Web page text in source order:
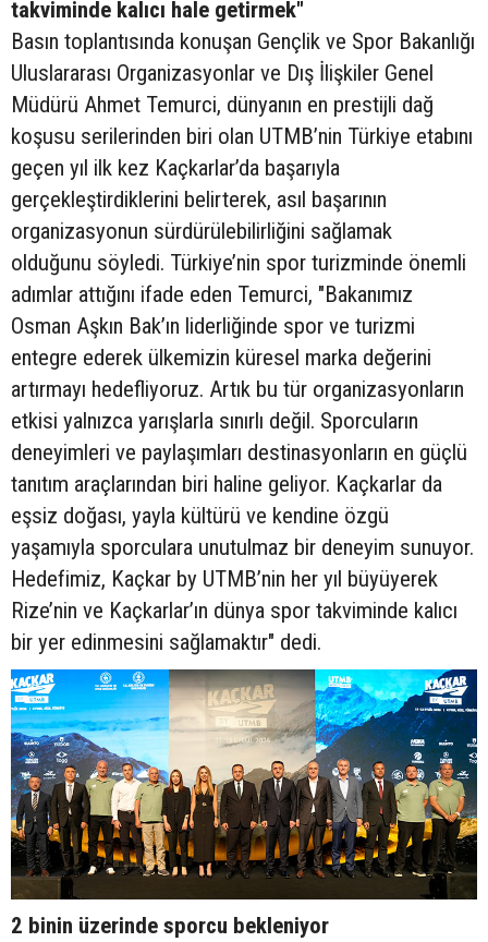
takviminde kalıcı hale getirmek"
Basın toplantısında konuşan Gençlik ve Spor Bakanlığı
Uluslararası Organizasyonlar ve Dış İlişkiler Genel
Müdürü Ahmet Temurci, dünyanın en prestijli dağ
koşusu serilerinden biri olan UTMB’nin Türkiye etabını
geçen yıl ilk kez Kaçkarlar’da başarıyla
gerçekleştirdiklerini belirterek, asıl başarının
organizasyonun sürdürülebilirliğini sağlamak
olduğunu söyledi. Türkiye’nin spor turizminde önemli
adımlar attığını ifade eden Temurci, "Bakanımız
Osman Aşkın Bak’ın liderliğinde spor ve turizmi
entegre ederek ülkemizin küresel marka değerini
artırmayı hedefliyoruz. Artık bu tür organizasyonların
etkisi yalnızca yarışlarla sınırlı değil. Sporcuların
deneyimleri ve paylaşımları destinasyonların en güçlü
tanıtım araçlarından biri haline geliyor. Kaçkarlar da
eşsiz doğası, yayla kültürü ve kendine özgü
yaşamıyla sporculara unutulmaz bir deneyim sunuyor.
Hedefimiz, Kaçkar by UTMB’nin her yıl büyüyerek
Rize’nin ve Kaçkarlar’ın dünya spor takviminde kalıcı
bir yer edinmesini sağlamaktır" dedi.
2 binin üzerinde sporcu bekleniyor